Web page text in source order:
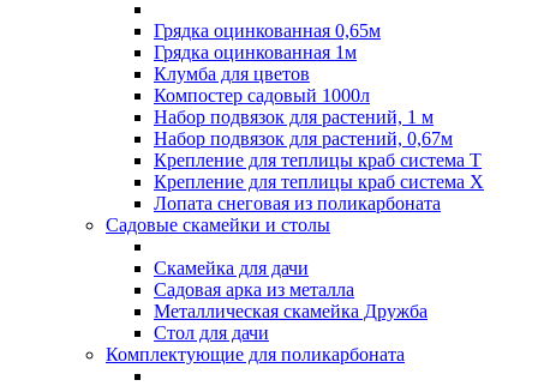
Грядка оцинкованная 0,65м
Грядка оцинкованная 1м
Клумба для цветов
Компостер садовый 1000л
Набор подвязок для растений, 1 м
Набор подвязок для растений, 0,67м
Крепление для теплицы краб система Т
Крепление для теплицы краб система Х
Лопата снеговая из поликарбоната
Садовые скамейки и столы
Скамейка для дачи
Садовая арка из металла
Металлическая скамейка Дружба
Стол для дачи
Комплектующие для поликарбоната